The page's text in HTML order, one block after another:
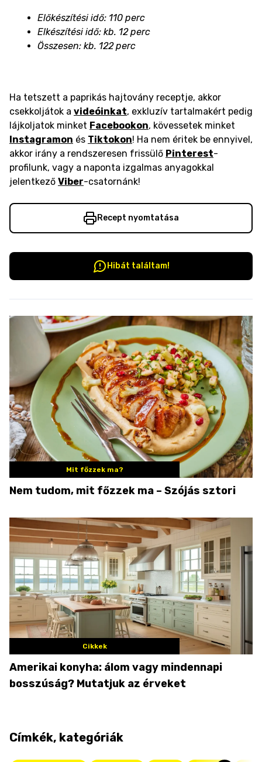
Előkészítési idő: 110 perc
Elkészítési idő: kb. 12 perc
Összesen: kb. 122 perc
Ha tetszett a paprikás hajtovány receptje, akkor
csekkoljátok a videóinkat, exkluzív tartalmakért pedig
lájkoljatok minket Facebookon, kövessetek minket
Instagramon és Tiktokon! Ha nem éritek be ennyivel,
akkor irány a rendszeresen frissülő Pinterest-
profilunk, vagy a naponta izgalmas anyagokkal
jelentkező Viber-csatornánk!
Recept nyomtatása
Hibát találtam!
Mit főzzek ma?
Nem tudom, mit főzzek ma – Szójás sztori
Cikkek
Amerikai konyha: álom vagy mindennapi
bosszúság? Mutatjuk az érveket
Címkék, kategóriák